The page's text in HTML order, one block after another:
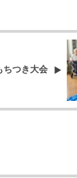
ちつき大会